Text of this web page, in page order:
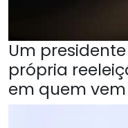
Um
própria
em quem